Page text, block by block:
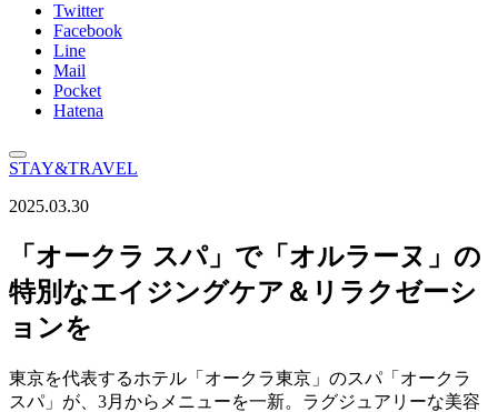
Twitter
Facebook
Line
Mail
Pocket
Hatena
STAY&TRAVEL
2025.03.30
「オークラ スパ」で「オルラーヌ」の
特別なエイジングケア＆リラクゼーシ
ョンを
東京を代表するホテル「オークラ東京」のスパ「オークラ
スパ」が、3月からメニューを一新。ラグジュアリーな美容